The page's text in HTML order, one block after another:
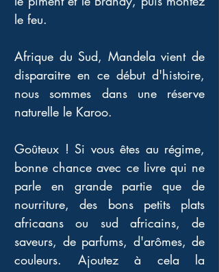
le feu.
Afrique du Sud, Mandela vient de
disparaitre en ce début d'histoire,
nous sommes dans une réserve
naturelle le Karoo.
Goûteux ! Si vous êtes au régime,
bonne chance avec ce livre qui ne
parle en grande partie que de
nourriture, des bons petits plats
africaans ou sud africains, de
saveurs, de parfums, d'arômes, de
couleurs. Ajoutez à cela la